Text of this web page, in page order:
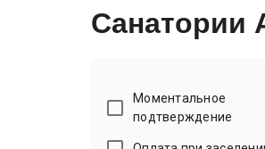
Санатории
Моментальное
подтверждение